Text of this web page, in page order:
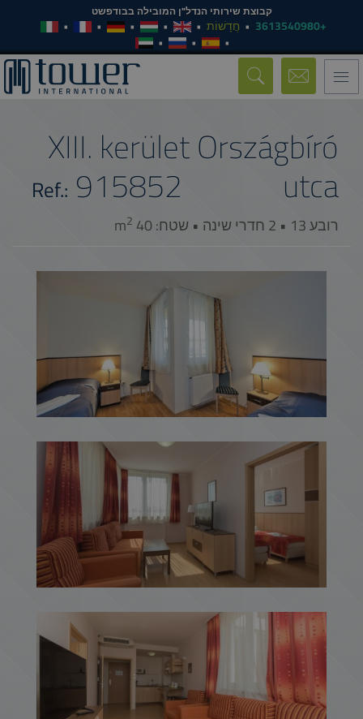
קבוצת שירותי הנדל"ן המובילה בבודפשט
+3613540980 חֲדָשׁוֹת
Toggle
navigation
XIII. kerület Országbíró
utca
Ref.: 915852
רובע 13 • 2 חדרי שינה • שטח: 40 m 2